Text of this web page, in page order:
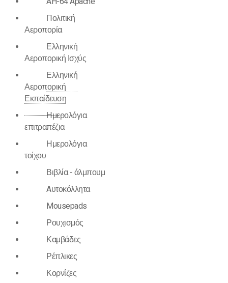
Πολιτική
Αεροπορία
Ελληνική
Αεροπορική Ισχύς
Ελληνική
Αεροπορική
Εκπαίδευση
Ημερολόγια
επιτραπέζια
Ημερολόγια
τοίχου
Βιβλία - άλμπουμ
Aυτοκόλλητα
Mousepads
Ρουχισμός
Καμβάδες
Ρέπλικες
Κορνίζες